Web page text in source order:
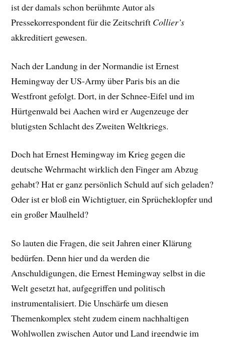
ist der damals schon berühmte Autor als
Pressekorrespondent für die Zeitschrift Collier’s
akkreditiert gewesen.
Nach der Landung in der Normandie ist Ernest
Hemingway der US-Army über Paris bis an die
Westfront gefolgt. Dort, in der Schnee-Eifel und im
Hürtgenwald bei Aachen wird er Augenzeuge der
blutigsten Schlacht des Zweiten Weltkriegs.
Doch hat Ernest Hemingway im Krieg gegen die
deutsche Wehrmacht wirklich den Finger am Abzug
gehabt? Hat er ganz persönlich Schuld auf sich geladen?
Oder ist er bloß ein Wichtigtuer, ein Sprücheklopfer und
ein großer Maulheld?
So lauten die Fragen, die seit Jahren einer Klärung
bedürfen. Denn hier und da werden die
Anschuldigungen, die Ernest Hemingway selbst in die
Welt gesetzt hat, aufgegriffen und politisch
instrumentalisiert. Die Unschärfe um diesen
Themenkomplex steht zudem einem nachhaltigen
Wohlwollen zwischen Autor und Land irgendwie im